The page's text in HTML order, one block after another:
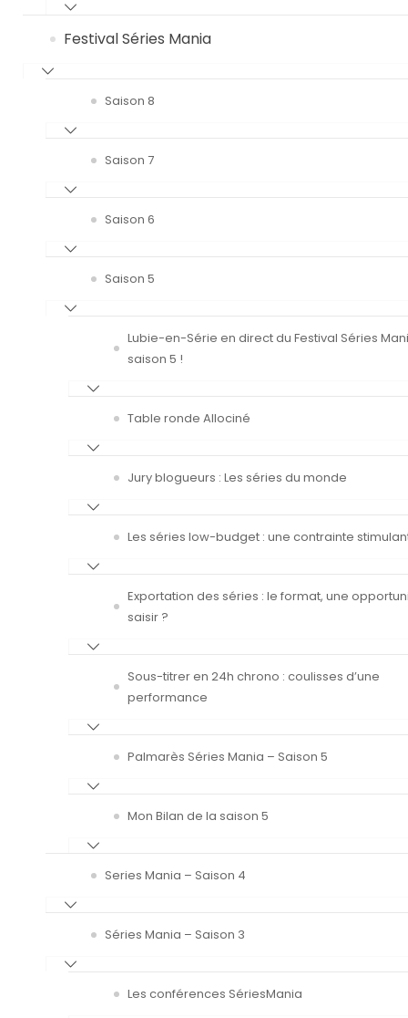
Festival Séries Mania
Saison 8
Saison 7
Saison 6
Saison 5
Lubie-en-Série en direct du Festival Séries
saison 5 !
Table ronde Allociné
Jury blogueurs : Les séries du monde
Les séries low-budget : une contrainte
Exportation des séries : le format, une
saisir ?
Sous-titrer en 24h chrono : coulisses d’une
performance
Palmarès Séries Mania – Saison 5
Mon Bilan de la saison 5
Series Mania – Saison 4
Séries Mania – Saison 3
Les conférences SériesMania